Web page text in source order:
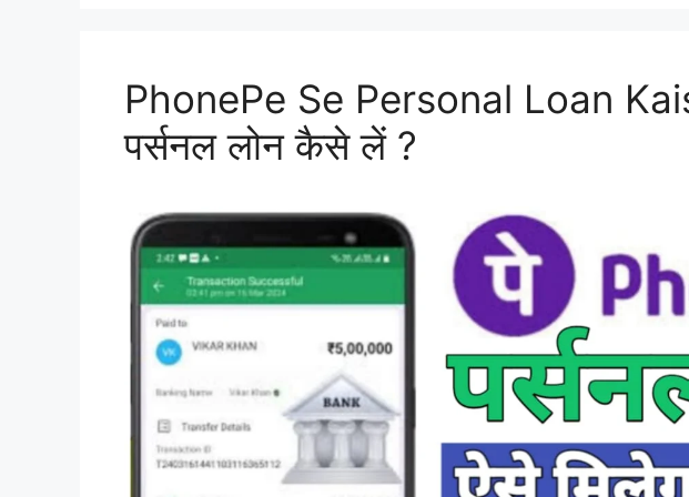
PhonePe Se Personal Loan
पर्सनल लोन कैसे लें ?